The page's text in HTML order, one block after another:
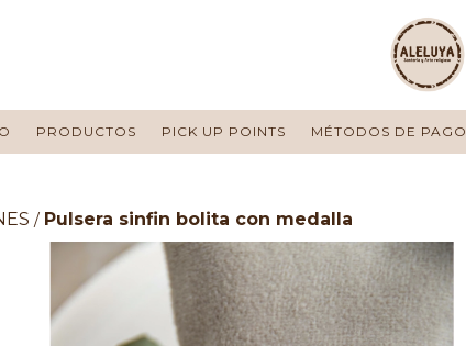
PRODUCTOS PICK UP POINTS MÉTODOS DE PAGO
/ Pulsera sinfin bolita con medalla